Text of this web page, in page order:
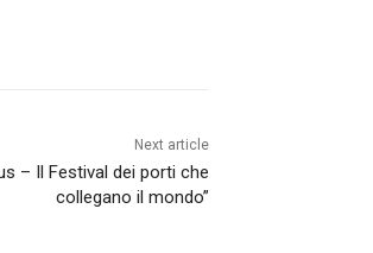
Next article
– Il Festival dei porti che
collegano il mondo”